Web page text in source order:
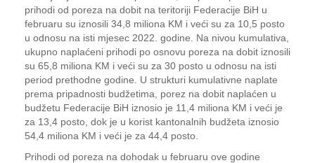
prihodi od poreza na dobit na teritoriji Federacije BiH u
februaru su iznosili 34,8 miliona KM i veći su za 10,5 posto
u odnosu na isti mjesec 2022. godine. Na nivou kumulativa,
ukupno naplaćeni prihodi po osnovu poreza na dobit iznosili
su 65,8 miliona KM i veći su za 30 posto u odnosu na isti
period prethodne godine. U strukturi kumulativne naplate
prema pripadnosti budžetima, porez na dobit naplaćen u
budžetu Federacije BiH iznosio je 11,4 miliona KM i veći je
za 13,4 posto, dok je u korist kantonalnih budžeta iznosio
54,4 miliona KM i veći je za 44,4 posto.
Prihodi od poreza na dohodak u februaru ove godine